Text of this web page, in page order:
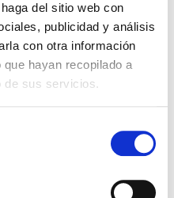
del sitio web con
publicidad y análisis
con otra información
hayan recopilado a
de sus servicios.
del complemento de
flexible al personal de
aplicado a
abono a la Unidad de
de negociación